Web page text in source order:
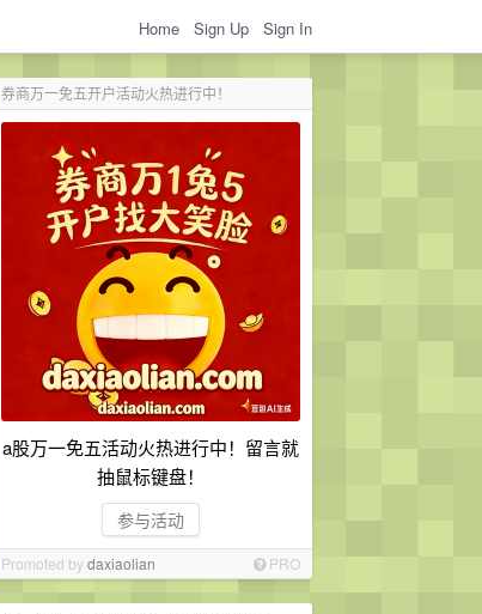
Home Sign Up Sign In
券商万一免五开户活动火热进行中！
a股万一免五活动火热进行中！留言就
抽鼠标键盘！
参与活动
Promoted bydaxiaolian PRO